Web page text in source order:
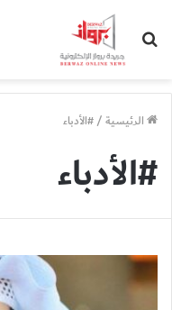
الرئيسية/#الأدباء
#الأدباء